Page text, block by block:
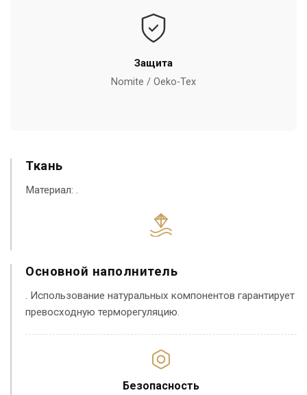
Защита
Nomite / Oeko-Tex
Ткань
Материал: .
Основной наполнитель
. Использование натуральных компонентов гарантирует
превосходную терморегуляцию.
Безопасность